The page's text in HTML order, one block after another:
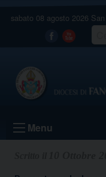
sabato 08 agosto 2026
Facebook
Youtube
Menu